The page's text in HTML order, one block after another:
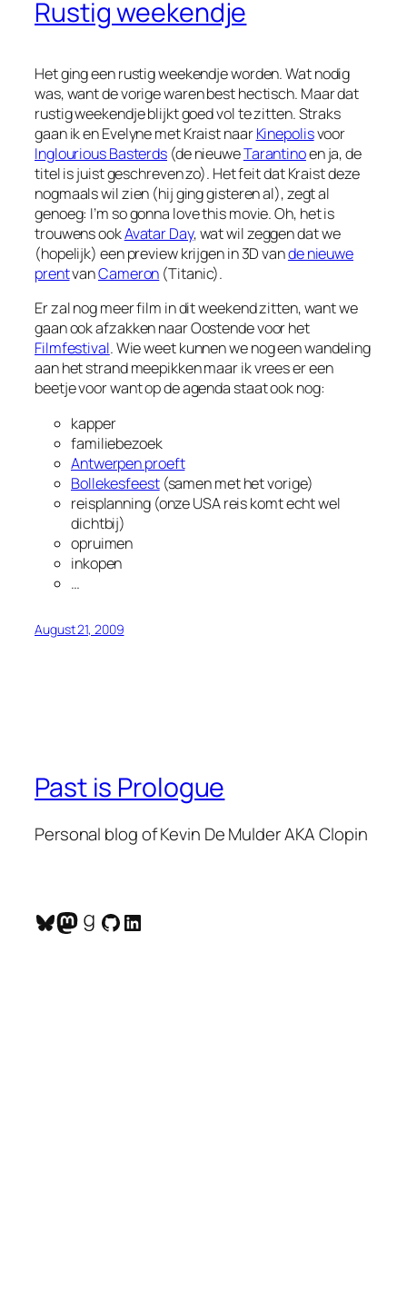
Rustig weekendje
Het ging een rustig weekendje worden. Wat nodig
was, want de vorige waren best hectisch. Maar dat
rustig weekendje blijkt goed vol te zitten. Straks
gaan ik en Evelyne met Kraist naarKinepolisvoor
Inglourious Basterds (de nieuweTarantinoen ja, de
titel is juist geschreven zo). Het feit dat Kraist deze
nogmaals wil zien (hij ging gisteren al), zegt al
genoeg: I’m so gonna love this movie. Oh, het is
trouwens ookAvatar Day, wat wil zeggen dat we
(hopelijk) een preview krijgen in 3D vande nieuwe
prentvanCameron (Titanic).
Er zal nog meer film in dit weekend zitten, want we
gaan ook afzakken naar Oostende voor het
Filmfestival. Wie weet kunnen we nog een wandeling
aan het strand meepikken maar ik vrees er een
beetje voor want op de agenda staat ook nog:
kapper
familiebezoek
Antwerpen proeft
Bollekesfeest(samen met het vorige)
reisplanning (onze USA reis komt echt wel
dichtbij)
opruimen
inkopen
…
August 21, 2009
Past is Prologue
Personal blog of Kevin De Mulder AKA Clopin
Bluesky
Mastodon
Goodreads
GitHub
LinkedIn